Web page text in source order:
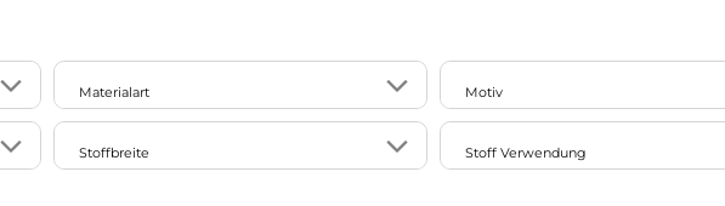
Materialart Motiv
Stoffbreite Stoff Verwendung